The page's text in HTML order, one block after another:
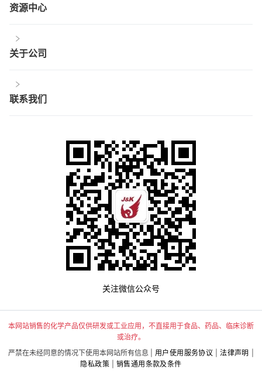
资源中心
关于公司
联系我们
关注微信公众号
本网站销售的化学产品仅供研发或工业应用，不直接用于食品、药品、临床诊断
或治疗。
严禁在未经同意的情况下使用本网站所有信息 |
用户使用服务协议 法律声明
隐私政策
销售通用条款及条件